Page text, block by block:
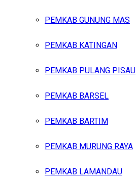
PEMKAB GUNUNG MAS
PEMKAB KATINGAN
PEMKAB PULANG PISAU
PEMKAB BARSEL
PEMKAB BARTIM
PEMKAB MURUNG RAYA
PEMKAB LAMANDAU